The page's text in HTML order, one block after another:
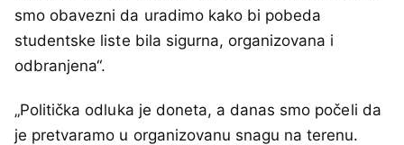
smo obavezni da uradimo kako bi pobeda
studentske liste bila sigurna, organizovana i
odbranjena“.
„Politička odluka je doneta, a danas smo počeli da
je pretvaramo u organizovanu snagu na terenu.